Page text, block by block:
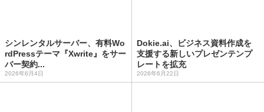
シンレンタルサーバー、有料Wo
rdPressテーマ『Xwrite』をサー
バー契約...
2026年6月4日
Dokie.ai、ビジネス資料作成を
支援する新しいプレゼンテンプ
レートを拡充
2026年6月22日